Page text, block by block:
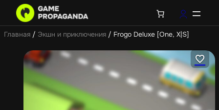
Главная / Экшн и приключения / Frogo Deluxe [One, X|S]